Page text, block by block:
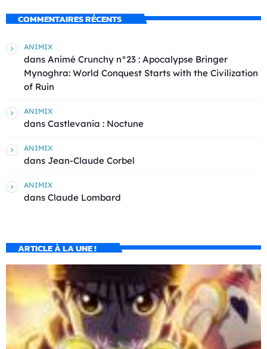
COMMENTAIRES RÉCENTS
ANIMIX
dans Animé Crunchy n°23 : Apocalypse Bringer
Mynoghra: World Conquest Starts with the Civilization
of Ruin
ANIMIX
dans Castlevania : Noctune
ANIMIX
dans Jean-Claude Corbel
ANIMIX
dans Claude Lombard
ARTICLE À LA UNE !